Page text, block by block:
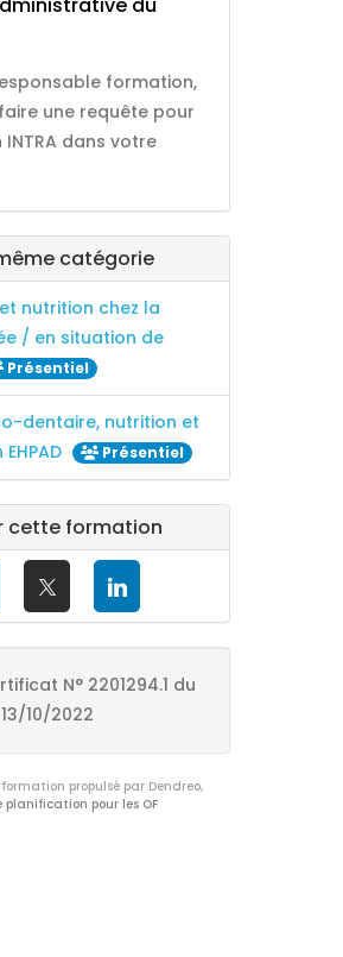
formation,
une requête pour
dans votre
catégorie
nutrition chez la
/ en situation de
Présentiel
dentaire, nutrition et
Présentiel
cette formation
N° 2201294.1 du
13/10/2022
propulsé par Dendreo,
planification pour les OF